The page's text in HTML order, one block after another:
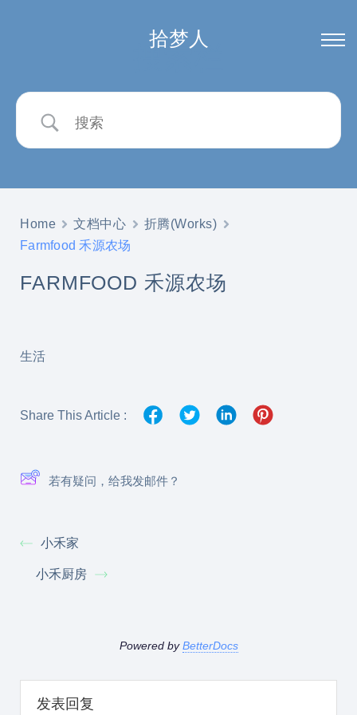
拾梦人
搜索栏
Home 文档中心
折腾(Works)
Farmfood 禾源农场
FARMFOOD 禾源农场
生活
Share This Article :
若有疑问，给我发邮件？
小禾家
小禾厨房
Powered byBetterDocs
发表回复